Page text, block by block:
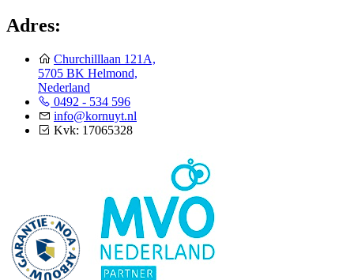
Adres:
Churchilllaan 121A,
5705 BK Helmond,
Nederland
0492 - 534 596
info@kornuyt.nl
Kvk: 17065328